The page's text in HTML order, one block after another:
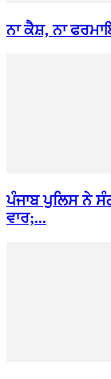
ਨਾ ਕੈਸ਼, ਨਾ
ਪੰਜਾਬ ਪੁਲਿਸ ਨੇ
ਵਾਰ;...